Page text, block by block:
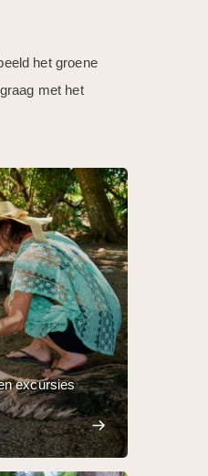
het groene
met het
excursies